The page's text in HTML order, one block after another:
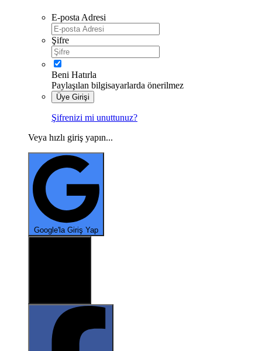
E-posta Adresi
Şifre
Beni Hatırla
Paylaşılan bilgisayarlarda önerilmez
Üye Girişi
Şifrenizi mi unuttunuz?
Veya hızlı giriş yapın...
Google'la Giriş Yap